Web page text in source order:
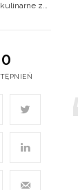
z…
0